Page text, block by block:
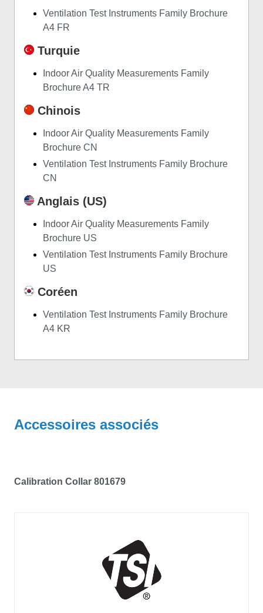
Ventilation Test Instruments Family Brochure
A4 FR
Turquie
Indoor Air Quality Measurements Family
Brochure A4 TR
Chinois
Indoor Air Quality Measurements Family
Brochure CN
Ventilation Test Instruments Family Brochure
CN
Anglais (US)
Indoor Air Quality Measurements Family
Brochure US
Ventilation Test Instruments Family Brochure
US
Coréen
Ventilation Test Instruments Family Brochure
A4 KR
Accessoires associés
Calibration Collar 801679